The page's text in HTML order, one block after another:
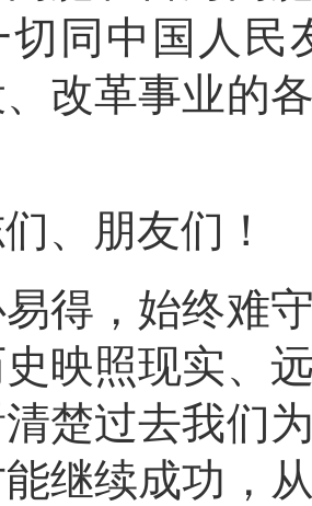
切同中国人民
改革事业的
朋友们！
，始终难守
映照现实、
楚过去我们
继续成功，